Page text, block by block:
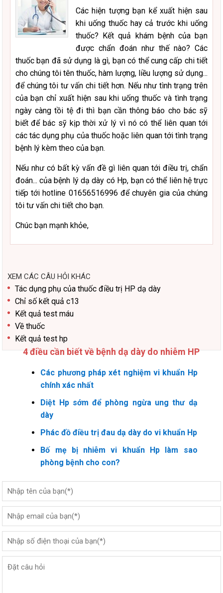
Các hiện tượng bạn kể xuất hiện sau
khi uống thuốc hay cả trước khi uống
thuốc? Kết quả khám bệnh của bạn
được chẩn đoán như thế nào? Các
thuốc bạn đã sử dụng là gì, bạn có thể cung cấp chi tiết
cho chúng tôi tên thuốc, hàm lượng, liều lượng sử dụng...
để chúng tôi tư vấn chi tiết hơn. Nếu như tình trạng trên
của bạn chỉ xuất hiện sau khi uống thuốc và tình trạng
ngày càng tồi tệ đi thì bạn cần thông báo cho bác sỹ
biết để bác sỹ kịp thời xử lý vì nó có thể liên quan tới
các tác dụng phụ của thuốc hoặc liên quan tới tình trạng
bệnh lý kèm theo của bạn.
Nếu như có bất kỳ vấn đề gì liên quan tới điều trị, chẩn
đoán... của bệnh lý dạ dày có Hp, bạn có thể liên hệ trực
tiếp tới hotline 01656516996 để chuyên gia của chúng
tôi tư vấn chi tiết cho bạn.
Chúc bạn mạnh khỏe,
XEM CÁC CÂU HỎI KHÁC
Tác dụng phụ của thuốc điều trị HP dạ dày
Chỉ số kết quả c13
Kết quả test máu
Về thuốc
Kết quả test hp
4 điều cần biết về bệnh dạ dày do nhiễm HP
Các phương pháp xét nghiệm vi khuẩn Hp
chính xác nhất
Diệt Hp sớm để phòng ngừa ung thư dạ
dày
Phác đồ điều trị đau dạ dày do vi khuẩn Hp
Bố mẹ bị nhiễm vi khuẩn Hp làm sao
phòng bệnh cho con?